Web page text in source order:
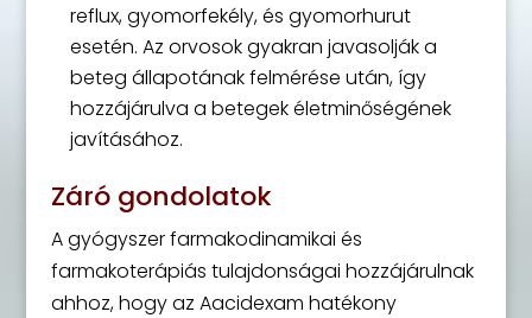
reflux, gyomorfekély, és gyomorhurut
esetén. Az orvosok gyakran javasolják a
beteg állapotának felmérése után, így
hozzájárulva a betegek életminőségének
javításához.
Záró gondolatok
A gyógyszer farmakodinamikai és
farmakoterápiás tulajdonságai hozzájárulnak
ahhoz, hogy az Aacidexam hatékony